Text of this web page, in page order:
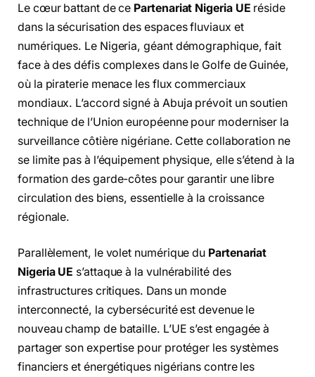
Le cœur battant de ce Partenariat Nigeria UE réside
dans la sécurisation des espaces fluviaux et
numériques. Le Nigeria, géant démographique, fait
face à des défis complexes dans le Golfe de Guinée,
où la piraterie menace les flux commerciaux
mondiaux. L’accord signé à Abuja prévoit un soutien
technique de l’Union européenne pour moderniser la
surveillance côtière nigériane. Cette collaboration ne
se limite pas à l’équipement physique, elle s’étend à la
formation des garde-côtes pour garantir une libre
circulation des biens, essentielle à la croissance
régionale.
Parallèlement, le volet numérique du Partenariat
Nigeria UE s’attaque à la vulnérabilité des
infrastructures critiques. Dans un monde
interconnecté, la cybersécurité est devenue le
nouveau champ de bataille. L’UE s’est engagée à
partager son expertise pour protéger les systèmes
financiers et énergétiques nigérians contre les